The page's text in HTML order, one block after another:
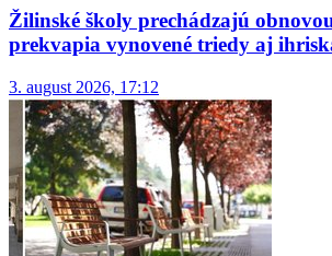
Žilinské školy prechádzajú
prekvapia vynovené triedy aj
3. august 2026, 17:12